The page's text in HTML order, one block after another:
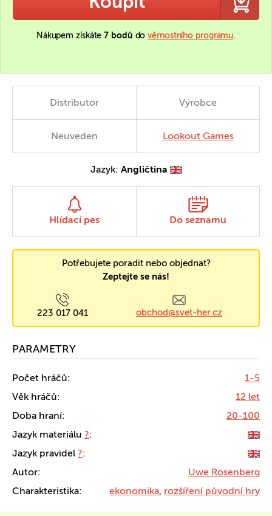
Nákupem získáte7 bodů dověrnostního programu.
Distributor Výrobce
Neuveden Lookout Games
Jazyk: Angličtina
Hlídací pes Do seznamu
Potřebujete poradit nebo objednat?
Zeptejte se nás!
223 017 041 obchod@svet-her.cz
PARAMETRY
Počet hráčů:
1-5
Věk hráčů:
12 let
Doba hraní:
20-100
Jazyk materiálu ?:
Jazyk pravidel ?:
Autor:
Uwe Rosenberg
Charakteristika:
ekonomika, rozšíření původní hry